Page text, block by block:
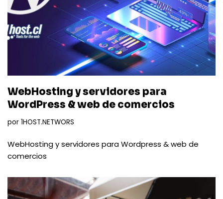
WebHosting y servidores para
WordPress & web de comercios
por 1HOST.NETWORS
WebHosting y servidores para Wordpress & web de
comercios